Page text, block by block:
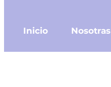
Inicio Nosotras